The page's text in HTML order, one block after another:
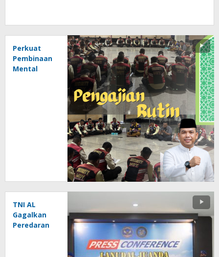
Perkuat
Pembinaan
Mental
TNI AL
Gagalkan
Peredaran